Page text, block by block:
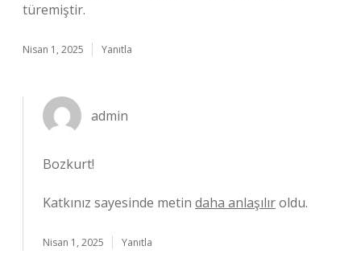
türemiştir.
Nisan 1, 2025 Yanıtla
admin
Bozkurt!
Katkınız sayesinde metin daha anlaşılıroldu.
Nisan 1, 2025 Yanıtla